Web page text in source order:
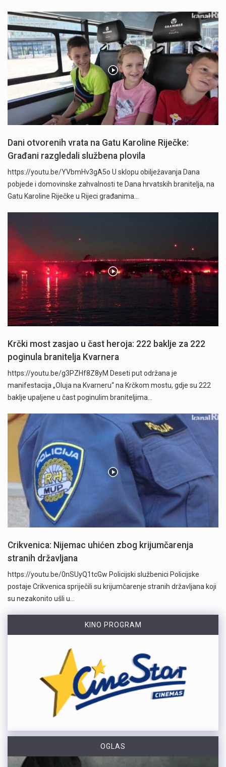
Dani otvorenih vrata na Gatu Karoline Riječke:
Građani razgledali službena plovila
https://youtu.be/YVbmHv3gA5o U sklopu obilježavanja Dana
pobjede i domovinske zahvalnosti te Dana hrvatskih branitelja, na
Gatu Karoline Riječke u Rijeci građanima…
Krčki most zasjao u čast heroja: 222 baklje za 222
poginula branitelja Kvarnera
https://youtu.be/g3PZHf8Z8yM Deseti put održana je
manifestacija „Oluja na Kvarneru“ na Krčkom mostu, gdje su 222
baklje upaljene u čast poginulim braniteljima…
Crikvenica: Nijemac uhićen zbog krijumčarenja
stranih državljana
https://youtu.be/0nSUyQ1tcGw Policijski službenici Policijske
postaje Crikvenica spriječili su krijumčarenje stranih državljana koji
su nezakonito ušli u…
KINO PROGRAM
OGLAS